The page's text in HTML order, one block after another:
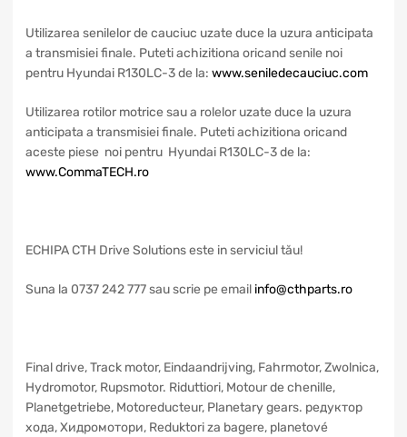
Utilizarea senilelor de cauciuc uzate duce la uzura anticipata
a transmisiei finale. Puteti achizitiona oricand senile noi
pentru Hyundai R130LC-3 de la: www.seniledecauciuc.com
Utilizarea rotilor motrice sau a rolelor uzate duce la uzura
anticipata a transmisiei finale. Puteti achizitiona oricand
aceste piese noi pentru Hyundai R130LC-3 de la:
www.CommaTECH.ro
ECHIPA CTH Drive Solutions este in serviciul tău!
Suna la 0737 242 777 sau scrie pe email info@cthparts.ro
Final drive, Track motor, Eindaandrijving, Fahrmotor, Zwolnica,
Hydromotor, Rupsmotor. Riduttiori, Motour de chenille,
Planetgetriebe, Motoreducteur, Planetary gears. редуктор
xoдa, Хидромотори, Reduktori za bagere, planetové